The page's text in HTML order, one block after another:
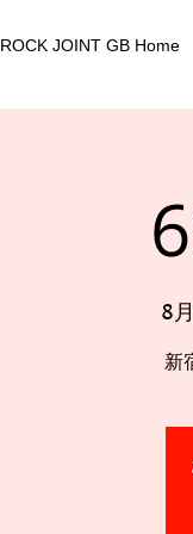
ROCK JOINT GB Home
8
新